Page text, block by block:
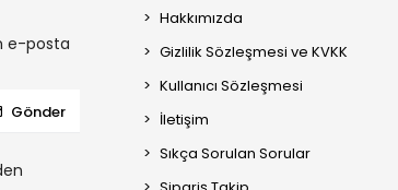
e-posta
Gönder
Hakkımızda
Gizlilik Sözleşmesi ve KVKK
Kullanıcı Sözleşmesi
İletişim
Sıkça Sorulan Sorular